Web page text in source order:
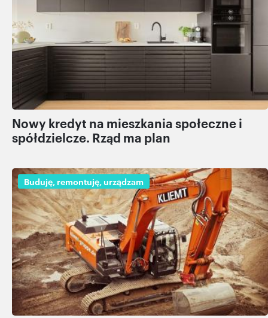
Nowy kredyt na mieszkania społeczne i
spółdzielcze. Rząd ma plan
Buduję, remontuję, urządzam